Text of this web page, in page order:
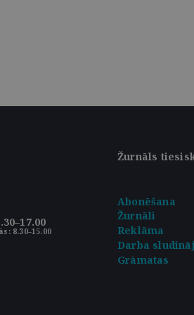
Žurnāls
8.30–15.00
Abonēšana
Žurnāli
Reklāma
Darba
Grāmatas